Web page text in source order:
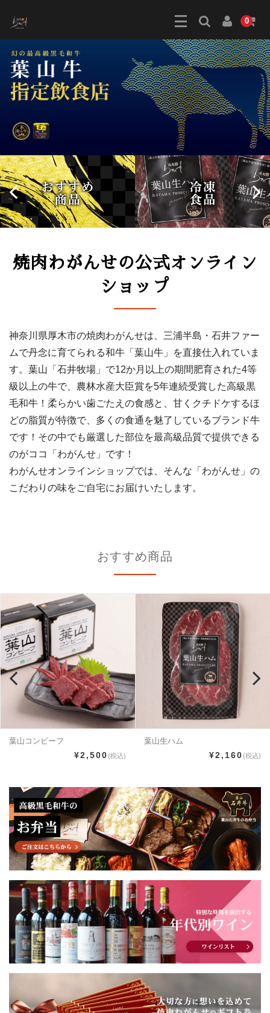
0
焼肉わがんせの公式オンライン
ショップ
神奈川県厚木市の焼肉わがんせは、三浦半島・石井ファー
ムで丹念に育てられる和牛「葉山牛」を直接仕入れていま
す。葉山「石井牧場」で12か月以上の期間肥育された4等
級以上の牛で、農林水産大臣賞を5年連続受賞した高級黒
毛和牛！柔らかい歯ごたえの食感と、甘くクチドケするほ
どの脂質が特徴で、多くの食通を魅了しているブランド牛
です！その中でも厳選した部位を最高級品質で提供できる
のがココ「わがんせ」です！
わがんせオンラインショップでは、そんな「わがんせ」の
こだわりの味をご自宅にお届けいたします。
おすすめ商品
葉山コンビーフ
¥2,500(税込)
葉山生ハム
¥2,160(税込)